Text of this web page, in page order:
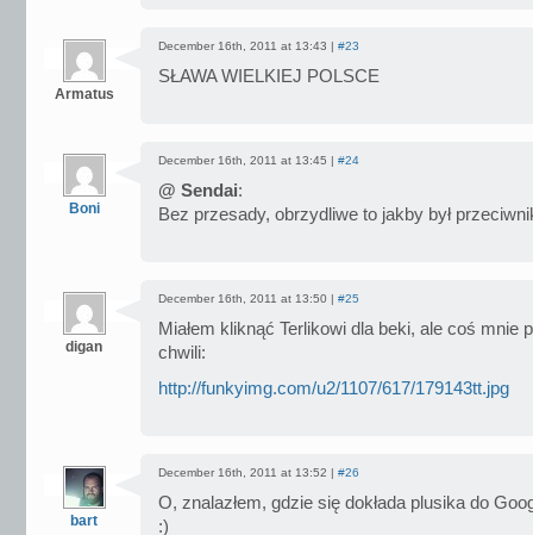
Armatus
December 16th, 2011 at 13:43 | #23
SŁAWA WIELKIEJ POLSCE
Boni
December 16th, 2011 at 13:45 | #24
@ Sendai:
Bez przesady, obrzydliwe to jakby był
digan
December 16th, 2011 at 13:50 | #25
Miałem kliknąć Terlikowi dla beki, ale coś mnie
chwili:
http://funkyimg.com/u2/1107/617/179143tt.jpg
bart
December 16th, 2011 at 13:52 | #26
O, znalazłem, gdzie się dokłada plusika do
:)